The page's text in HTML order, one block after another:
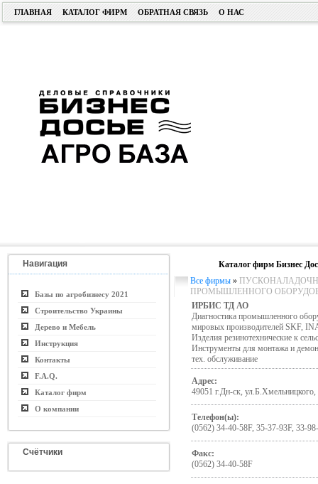
ГЛАВНАЯ КАТАЛОГ ФИРМ ОБРАТНАЯ СВЯЗЬ О НАС
Навигация
Базы по агробизнесу 2021
Строительство Украины
Дерево и Мебель
Инструкция
Контакты
F.A.Q.
Каталог фирм
О компании
Счётчики
Каталог фирм Бизнес
Все фирмы »
ПРОМЫШЛЕННОГО
ИРБИС ТД АО
Диагностика промышленного
мировых производителей SKF,
Изделия резинотехнические к
Инструменты для монтажа и
тех. обслуживание
Адрес:
49051 г.Дн-ск, ул.Б.Хмельницкого,
Телефон(ы):
(0562) 34-40-58F, 35-37-93F, 33-
Факс:
(0562) 34-40-58F